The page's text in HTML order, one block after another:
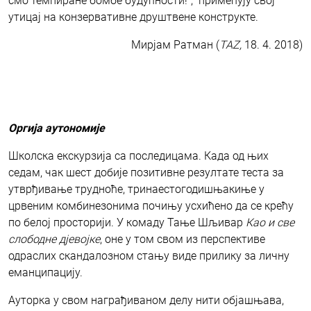
утицај на конзервативне друштвене конструкте.
Мирјам Ратман (TAZ, 18. 4. 2018)
Оргија аутономије
Школска екскурзија са последицама. Када од њих
седам, чак шест добије позитивне резултате теста за
утврђивање трудноће, тринаестогодишњакиње у
црвеним комбинезонима почињу усхићено да се крећу
по белој просторији. У комаду Тање Шљивар Као и све
слободне дјевојке, оне у том свом из перспективе
одраслих скандалозном стању виде прилику за личну
еманципацију.
Ауторка у свом награђиваном делу нити објашњава,